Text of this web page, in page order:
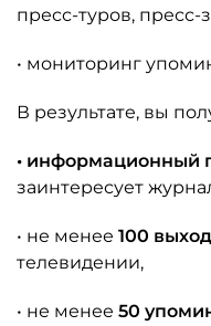
пресс-туров, пресс-
• мониторинг
В результате, вы
• информационный
заинтересует
• не менее 100
телевидении,
• не менее 50